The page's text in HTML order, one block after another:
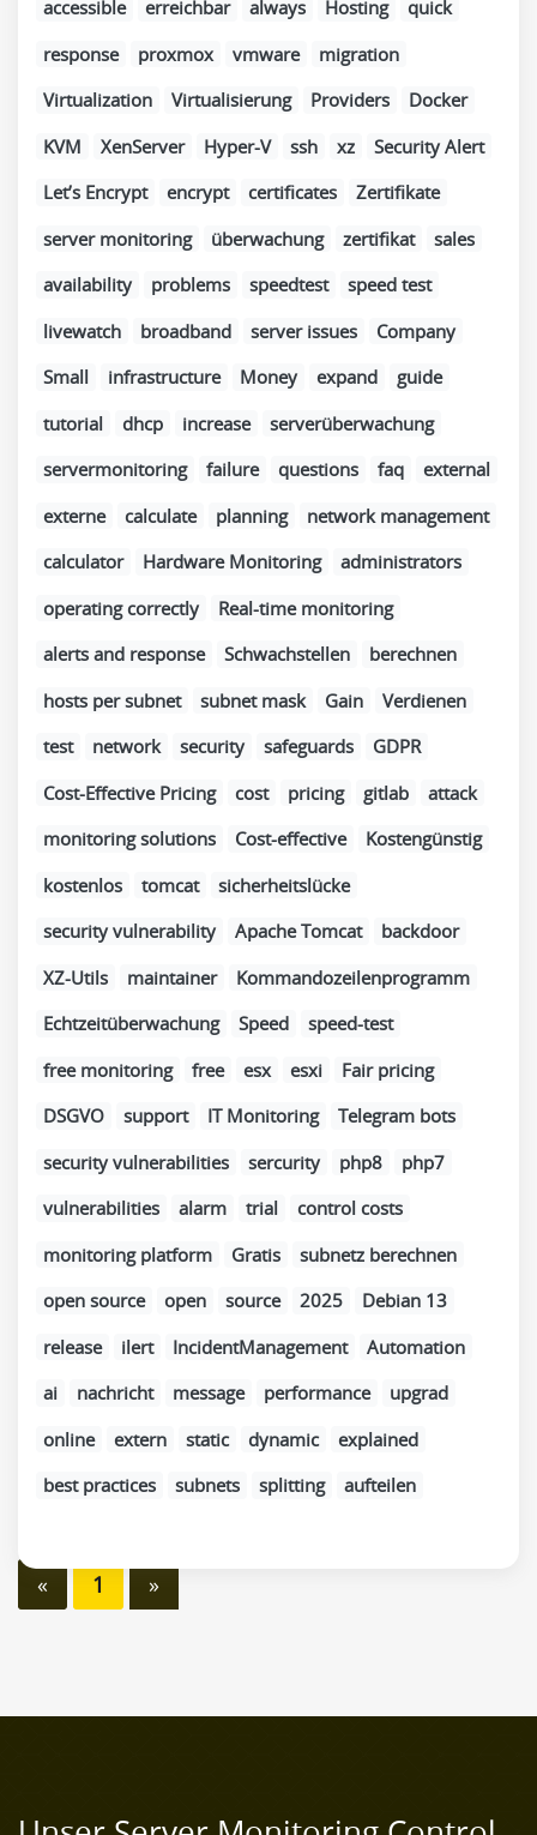
accessible
erreichbar always Hosting
quick
response
proxmox vmware
migration
Virtualization
Virtualisierung Providers
Docker
KVM
XenServer Hyper-V ssh xz
Security Alert
Let’s Encrypt
encrypt certificates
Zertifikate
server monitoring
überwachung zertifikat
sales
availability
problems speedtest
speed test
livewatch
broadband server issues
Company
Small
infrastructure Money expand
guide
tutorial
dhcp increase
serverüberwachung
servermonitoring
failure questions faq
external
externe
calculate planning
network management
calculator
Hardware Monitoring
administrators
operating correctly
Real-time monitoring
alerts and response
Schwachstellen
berechnen
hosts per subnet
subnet mask Gain
Verdienen
test
network security safeguards
GDPR
Cost-Effective Pricing
cost pricing gitlab
attack
monitoring solutions
Cost-effective
Kostengünstig
kostenlos
tomcat
sicherheitslücke
security vulnerability
Apache Tomcat
backdoor
XZ-Utils
maintainer
Kommandozeilenprogramm
Echtzeitüberwachung
Speed
speed-test
free monitoring
free esx esxi
Fair pricing
DSGVO
support IT Monitoring
Telegram bots
security vulnerabilities
sercurity php8
php7
vulnerabilities
alarm trial
control costs
monitoring platform
Gratis
subnetz berechnen
open source
open source 2025
Debian 13
release
ilert IncidentManagement
Automation
ai
nachricht message performance
upgrad
online
extern static dynamic
explained
best practices
subnets splitting aufteilen
« 1 »